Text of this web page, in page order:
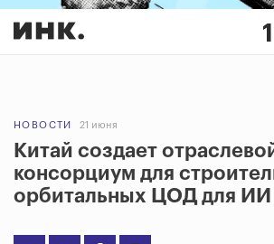
НОВОСТИ 21 июня
Китай создает
консорциум для
орбитальных ЦОД для ИИ